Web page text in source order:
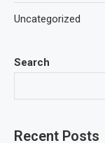
Search
Recent Posts
Uncategorized